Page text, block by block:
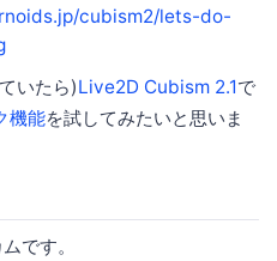
cubism2/lets-do-
いたら)Live2D Cubism 2.1で
機能を試してみたいと思いま
です。